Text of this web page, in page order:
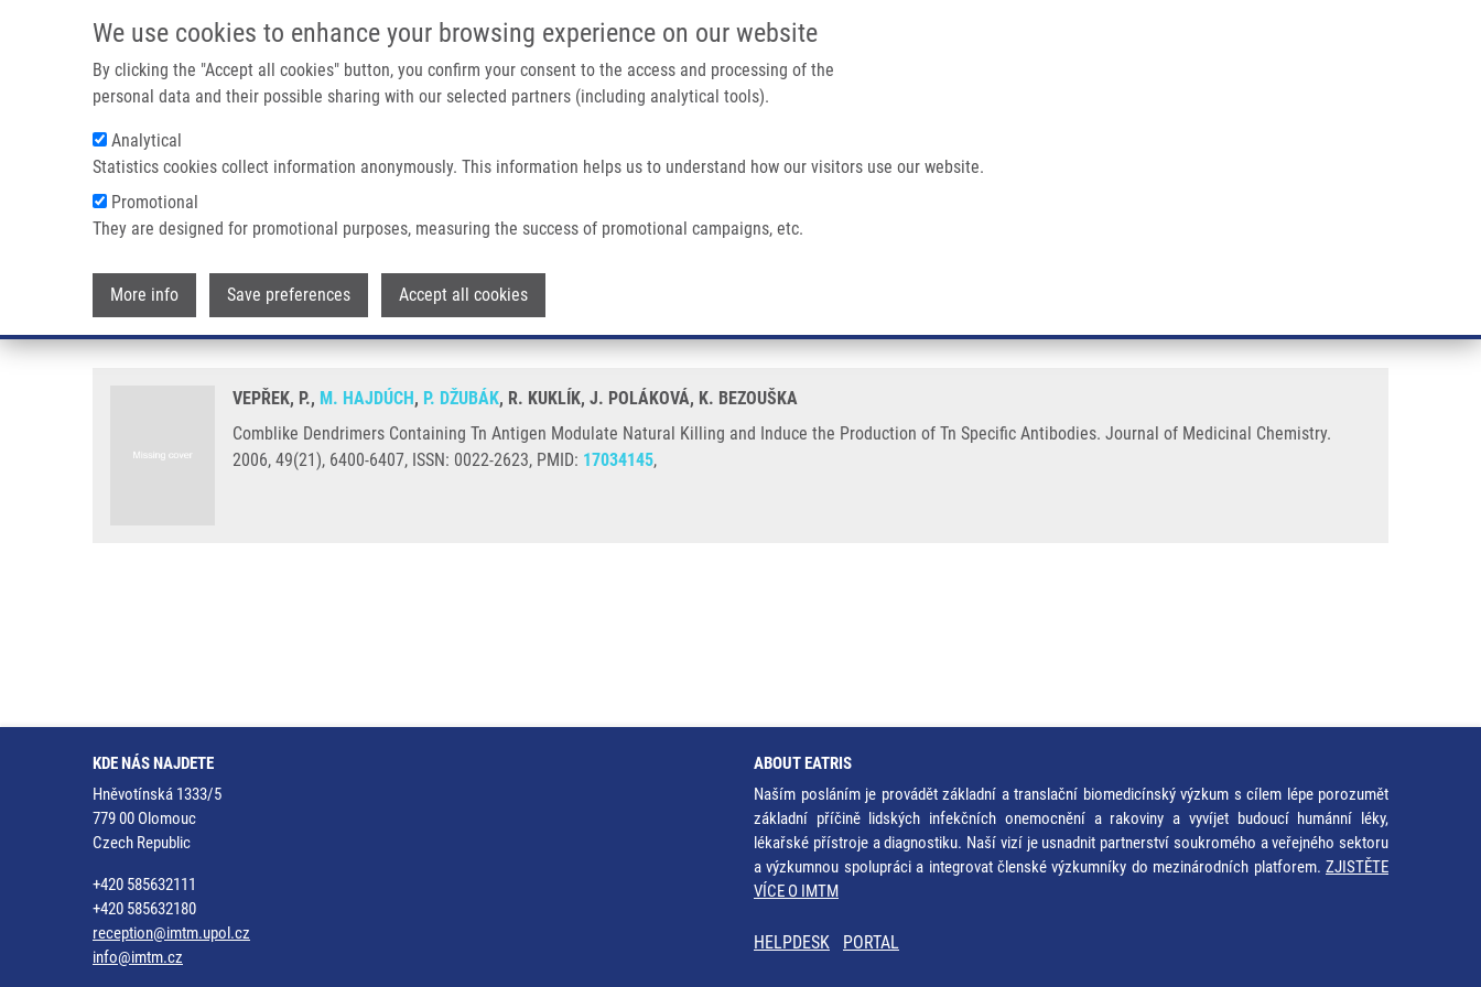
We use cookies to enhance your browsing experience on our website
By clicking the "Accept all cookies" button, you confirm your consent to the access and processing of the
personal data and their possible sharing with our selected partners (including analytical tools).
Analytical
Statistics cookies collect information anonymously. This information helps us to understand how our visitors use our website.
Promotional
They are designed for promotional purposes, measuring the success of promotional campaigns, etc.
More info Save preferences Accept all cookies
IMTM PORTÁL
Main navigation
Drobečková navigace
Domů Comblike Dendrimers Containing Tn Antigen Modulate Natural Killing And Induce The Production Of Tn Specific Antibodies
Comblike Dendrimers Containing Tn Antigen Modulate Natural Killing and Induce the Production of Tn
Specific Antibodies
VEPŘEK, P., M. HAJDÚCH, P. DŽUBÁK, R. KUKLÍK, J. POLÁKOVÁ, K. BEZOUŠKA
Comblike Dendrimers Containing Tn Antigen Modulate Natural Killing and Induce the Production of Tn Specific Antibodies. Journal of Medicinal Chemistry.
2006, 49(21), 6400-6407, ISSN: 0022-2623, PMID: 17034145,
KDE NÁS NAJDETE
Hněvotínská 1333/5
779 00 Olomouc
Czech Republic
+420 585632111
+420 585632180
reception@imtm.upol.cz
info@imtm.cz
ABOUT EATRIS
Naším posláním je provádět základní a translační biomedicínský výzkum s cílem lépe porozumět
základní příčině lidských infekčních onemocnění a rakoviny a vyvíjet budoucí humánní léky,
lékařské přístroje a diagnostiku. Naší vizí je usnadnit partnerství soukromého a veřejného sektoru
a výzkumnou spolupráci a integrovat členské výzkumníky do mezinárodních platforem. ZJISTĚTE
VÍCE O IMTM
HELPDESK PORTAL